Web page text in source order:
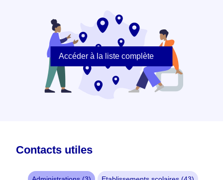
Accéder à la liste complète
Contacts utiles